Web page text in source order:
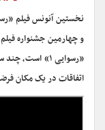
و چهارمین جشنواره
«رسوایی ۱»
اتفاقات در یک مکان